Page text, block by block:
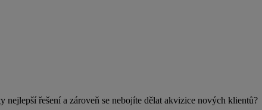
řešení a zároveň se nebojíte dělat akvizice nových klientů?